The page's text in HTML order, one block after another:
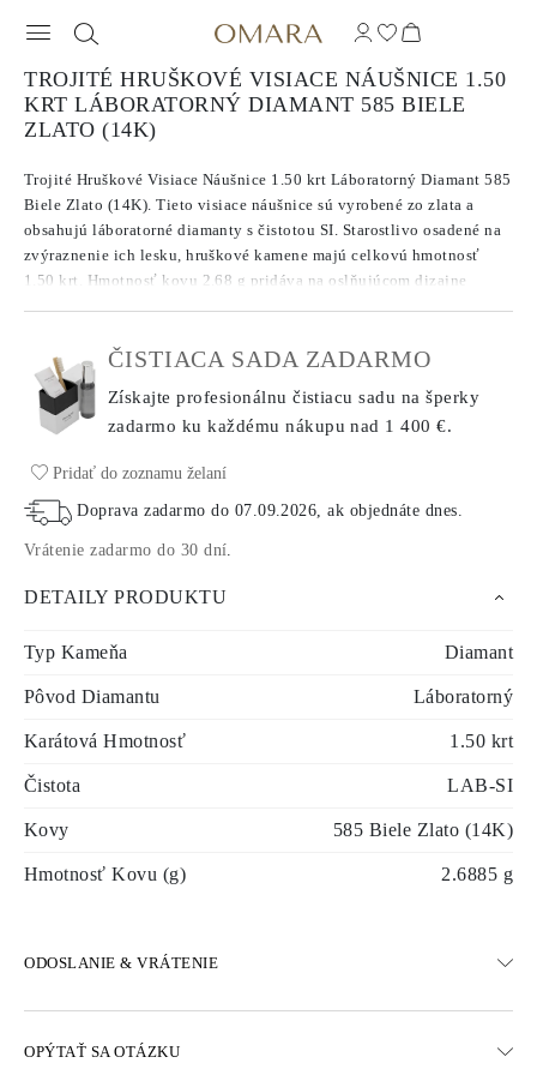
TROJITÉ HRUŠKOVÉ VISIACE NÁUŠNICE 1.50
KRT LÁBORATORNÝ DIAMANT 585 BIELE
ZLATO (14K)
Trojité Hruškové Visiace Náušnice 1.50 krt Láboratorný Diamant 585
Biele Zlato (14K). Tieto visiace náušnice sú vyrobené zo zlata a
obsahujú láboratorné diamanty s čistotou SI. Starostlivo osadené na
zvýraznenie ich lesku, hruškové kamene majú celkovú hmotnosť
1.50 krt. Hmotnosť kovu 2.68 g pridáva na oslňujúcom dizajne
ČISTIACA SADA ZADARMO
Získajte profesionálnu čistiacu sadu na šperky
zadarmo ku každému nákupunad 1 400 €.
Pridať do zoznamu želaní
Doprava zadarmo do 07.09.2026, ak objednáte dnes.
Vrátenie zadarmo do 30 dní.
DETAILY PRODUKTU
Typ Kameňa Diamant
Pôvod Diamantu Láboratorný
Karátová Hmotnosť 1.50 krt
Čistota LAB-SI
Kovy 585 Biele Zlato (14K)
Hmotnosť Kovu (g) 2.6885 g
ODOSLANIE & VRÁTENIE
OPÝTAŤ SA OTÁZKU